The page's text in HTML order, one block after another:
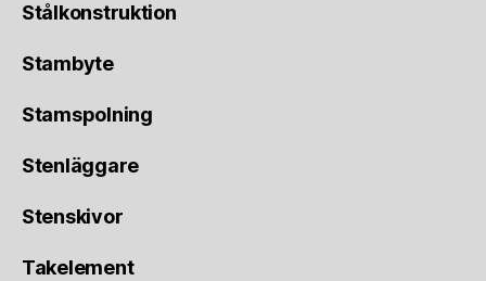
Stålkonstruktion
Stambyte
Stamspolning
Stenläggare
Stenskivor
Takelement